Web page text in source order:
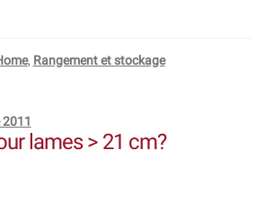
, Rangement et stockage
lames > 21 cm?